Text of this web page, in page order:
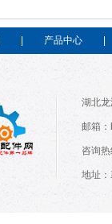
产品中心
湖北
邮箱
咨询
地址